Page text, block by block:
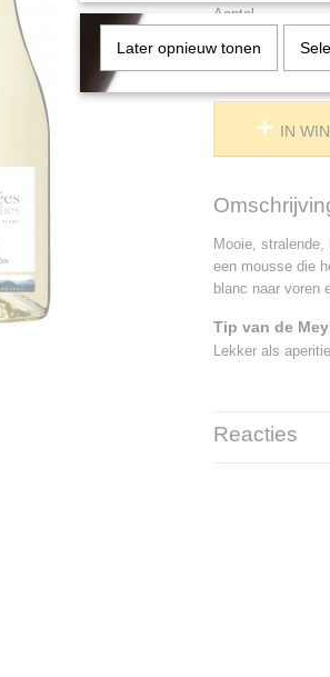
Aantal
IN
Mooie, stralende,
een mousse die
blanc naar voren
Tip van de
Lekker als
Reacties
Later opnieuw tonen